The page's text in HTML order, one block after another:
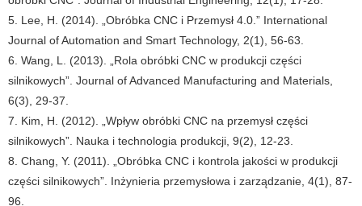
5. Lee, H. (2014). „Obróbka CNC i Przemysł 4.0.” International
Journal of Automation and Smart Technology, 2(1), 56-63.
6. Wang, L. (2013). „Rola obróbki CNC w produkcji części
silnikowych”. Journal of Advanced Manufacturing and Materials,
6(3), 29-37.
7. Kim, H. (2012). „Wpływ obróbki CNC na przemysł części
silnikowych”. Nauka i technologia produkcji, 9(2), 12-23.
8. Chang, Y. (2011). „Obróbka CNC i kontrola jakości w produkcji
części silnikowych”. Inżynieria przemysłowa i zarządzanie, 4(1), 87-
96.